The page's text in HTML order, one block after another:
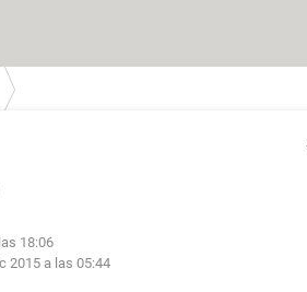
18:06
2015 a las 05:44